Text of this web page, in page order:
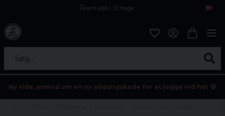
Åbent køb i 30 dage
Søg...
Ny side, anmod om en ny adgangskode for at logge ind her 💀